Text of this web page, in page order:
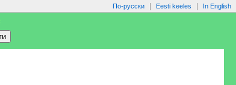
По-русски Eesti keeles In English